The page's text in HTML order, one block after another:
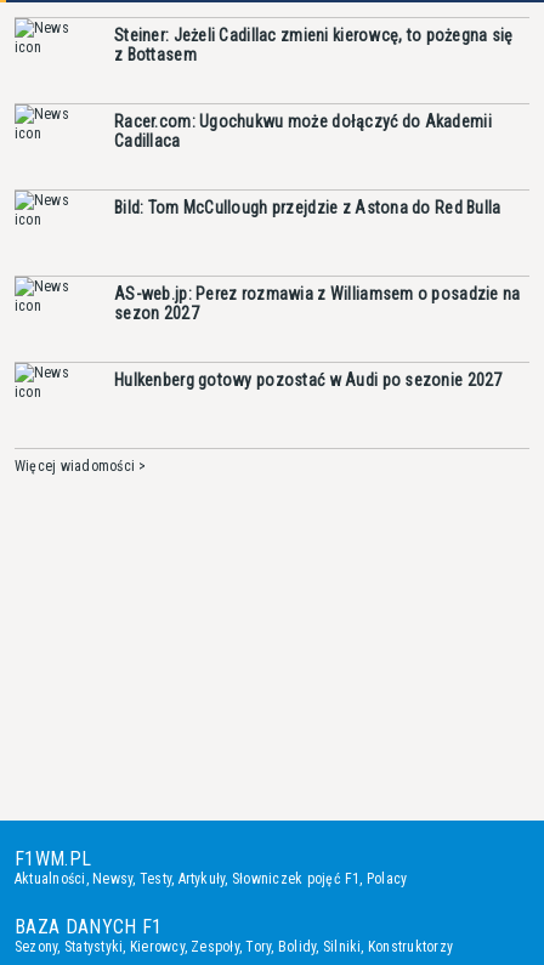
Steiner: Jeżeli Cadillac zmieni kierowcę, to pożegna się
z Bottasem
Racer.com: Ugochukwu może dołączyć do Akademii
Cadillaca
Bild: Tom McCullough przejdzie z Astona do Red Bulla
AS-web.jp: Perez rozmawia z Williamsem o posadzie na
sezon 2027
Hulkenberg gotowy pozostać w Audi po sezonie 2027
Więcej wiadomości >
F1WM.PL
Aktualności ,Newsy, Testy, Artykuły, Słowniczek pojęć F1 Polacy
BAZA DANYCH F1
Sezony, Statystyki Kierowcy, Zespoły,Tory, Bolidy, Silniki Konstruktorzy